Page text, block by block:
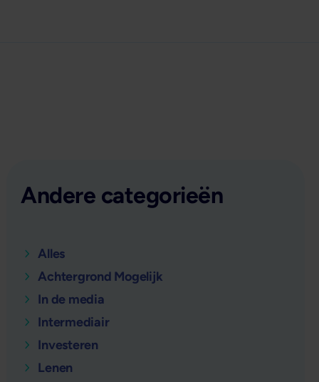
Andere categorieën
Alles
Achtergrond Mogelijk
In de media
Intermediair
Investeren
Lenen